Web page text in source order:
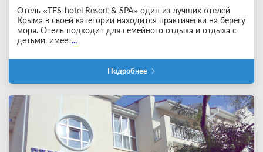
Отель «TES-hotel Resort & SPA» один из лучших отелей
Крыма в своей категории находится практически на берегу
моря. Отель подходит для семейного отдыха и отдыха с
детьми, имеет...
Подробнее